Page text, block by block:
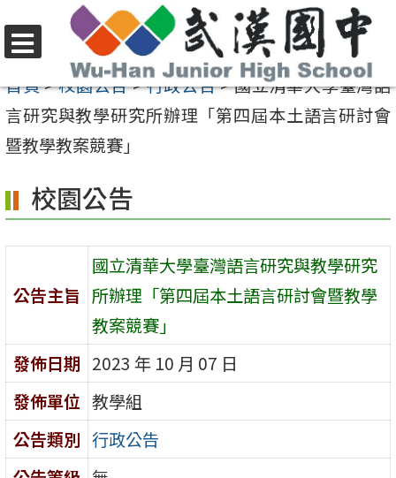
至
要
內
區
選
單
首頁>校園公告>行政公告>國立清華大學臺灣語
言研究與教學研究所辦理「第四屆本土語言研討會
暨教學教案競賽」
校園公告
公告主旨
國立清華大學臺灣語言研究與教學研究
所辦理「第四屆本土語言研討會暨教學
教案競賽」
發佈日期 2023 年 10 月 07 日
發佈單位 教學組
公告類別 行政公告